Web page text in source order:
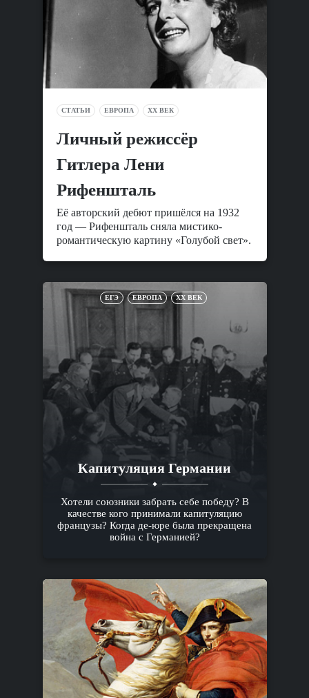
СТАТЬИ ЕВРОПА XX ВЕК
Личный режиссёр
Гитлера Лени
Рифеншталь
Её авторский дебют пришёлся на 1932
год — Рифеншталь сняла мистико-
романтическую картину «Голубой свет».
ЕГЭ ЕВРОПА XX ВЕК
Капитуляция Германии
Хотели союзники забрать себе победу? В
качестве кого принимали капитуляцию
французы? Когда де-юре была прекращена
война с Германией?